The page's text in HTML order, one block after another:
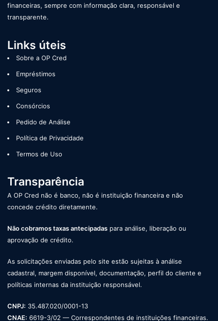
financeiras, sempre com informação clara, responsável e
transparente.
Links úteis
Sobre a OP Cred
Empréstimos
Seguros
Consórcios
Pedido de Análise
Política de Privacidade
Termos de Uso
Transparência
A OP Cred não é banco, não é instituição financeira e não
concede crédito diretamente.
Não cobramos taxas antecipadas para análise, liberação ou
aprovação de crédito.
As solicitações enviadas pelo site estão sujeitas à análise
cadastral, margem disponível, documentação, perfil do cliente e
políticas internas da instituição responsável.
CNPJ: 35.487.020/0001-13
CNAE: 6619-3/02 — Correspondentes de instituições financeiras.